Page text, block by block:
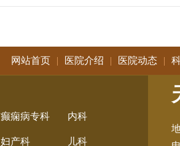
网站首页 | 医院介绍 | 医院动态 |
癫痫病专科 内科
妇产科 儿科